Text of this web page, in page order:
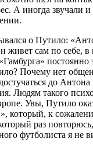
А иногда звучали
о Путило:
живет сам по себе, в
постоянно
Почему нет
до
Людям такого
Увы, Путило
который, к
раз
футболиста я не